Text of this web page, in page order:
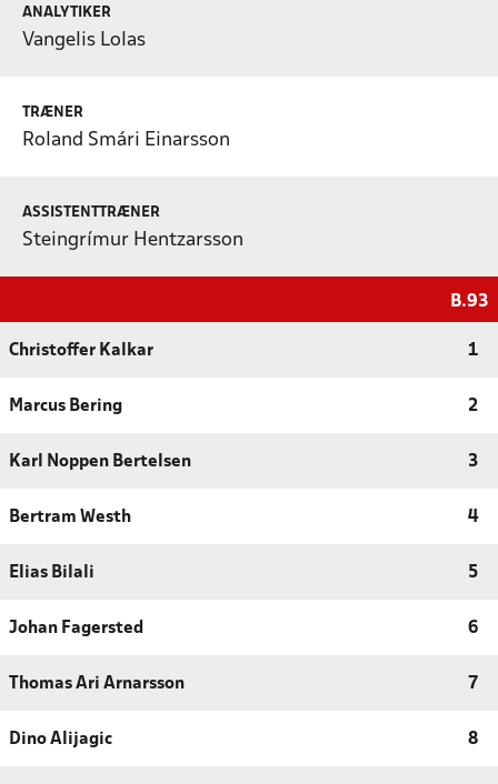
ANALYTIKER
Vangelis Lolas
TRÆNER
Roland Smári Einarsson
ASSISTENTTRÆNER
Steingrímur Hentzarsson
B.93
Christoffer Kalkar 1
Marcus Bering 2
Karl Noppen Bertelsen 3
Bertram Westh 4
Elias Bilali 5
Johan Fagersted 6
Thomas Ari Arnarsson 7
Dino Alijagic 8